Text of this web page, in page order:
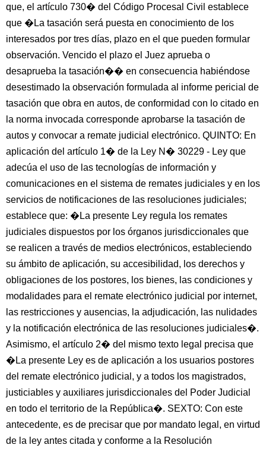
que, el artículo 730� del Código Procesal Civil establece
que �La tasación será puesta en conocimiento de los
interesados por tres días, plazo en el que pueden formular
observación. Vencido el plazo el Juez aprueba o
desaprueba la tasación�� en consecuencia habiéndose
desestimado la observación formulada al informe pericial de
tasación que obra en autos, de conformidad con lo citado en
la norma invocada corresponde aprobarse la tasación de
autos y convocar a remate judicial electrónico. QUINTO: En
aplicación del artículo 1� de la Ley N� 30229 - Ley que
adecúa el uso de las tecnologías de información y
comunicaciones en el sistema de remates judiciales y en los
servicios de notificaciones de las resoluciones judiciales;
establece que: �La presente Ley regula los remates
judiciales dispuestos por los órganos jurisdiccionales que
se realicen a través de medios electrónicos, estableciendo
su ámbito de aplicación, su accesibilidad, los derechos y
obligaciones de los postores, los bienes, las condiciones y
modalidades para el remate electrónico judicial por internet,
las restricciones y ausencias, la adjudicación, las nulidades
y la notificación electrónica de las resoluciones judiciales�.
Asimismo, el artículo 2� del mismo texto legal precisa que
�La presente Ley es de aplicación a los usuarios postores
del remate electrónico judicial, y a todos los magistrados,
justiciables y auxiliares jurisdiccionales del Poder Judicial
en todo el territorio de la República�. SEXTO: Con este
antecedente, es de precisar que por mandato legal, en virtud
de la ley antes citada y conforme a la Resolución